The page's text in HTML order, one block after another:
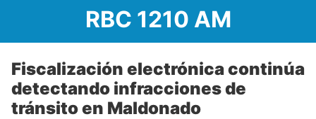
RBC 1210 AM
Fiscalización electrónica continúa
detectando infracciones de
tránsito en Maldonado